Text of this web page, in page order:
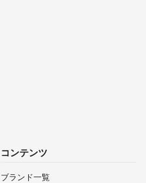
コンテンツ
ブランド一覧